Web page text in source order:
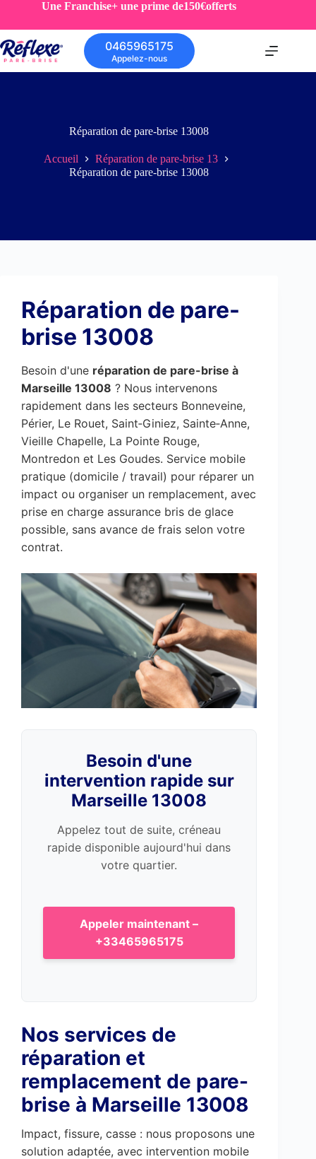
Une Franchise+ une prime de150€offerts
0465965175
Appelez-nous
Réparation de pare-brise 13008
Accueil
Réparation de pare-brise 13
Réparation de pare-brise 13008
Réparation de pare-
brise 13008
Besoin d'une réparation de pare-brise à
Marseille 13008 ? Nous intervenons
rapidement dans les secteurs Bonneveine,
Périer, Le Rouet, Saint‑Giniez, Sainte‑Anne,
Vieille Chapelle, La Pointe Rouge,
Montredon et Les Goudes. Service mobile
pratique (domicile / travail) pour réparer un
impact ou organiser un remplacement, avec
prise en charge assurance bris de glace
possible, sans avance de frais selon votre
contrat.
Besoin d'une
intervention rapide sur
Marseille 13008
Appelez tout de suite, créneau
rapide disponible aujourd'hui dans
votre quartier.
Appeler maintenant –
+33465965175
Nos services de
réparation et
remplacement de pare-
brise à Marseille 13008
Impact, fissure, casse : nous proposons une
solution adaptée, avec intervention mobile